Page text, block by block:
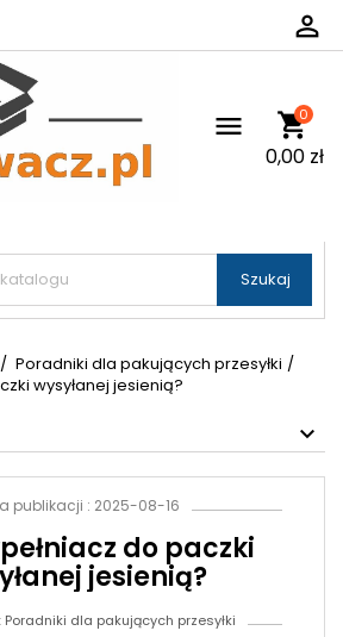

 shopping_cart
0
0,00 zł
 Szukaj
Poradniki dla pakujących przesyłki
wysyłanej jesienią?
publikacji : 2025-08-16
do paczki
jesienią?
Poradniki dla pakujących przesyłki